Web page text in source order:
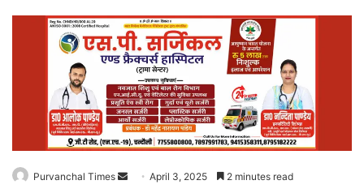
Purvanchal Times
SendApril 3, 2025 2 minutes read